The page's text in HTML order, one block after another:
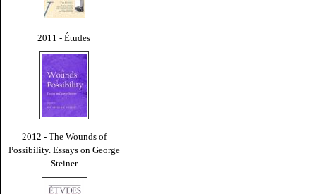
2011 - Études
2012 - The Wounds of
Possibility. Essays on George
Steiner